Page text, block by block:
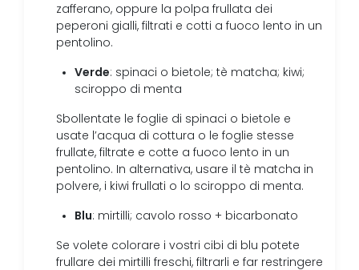
zafferano, oppure la polpa frullata dei
peperoni gialli, filtrati e cotti a fuoco lento in un
pentolino.
Verde: spinaci o bietole; tè matcha; kiwi;
sciroppo di menta
Sbollentate le foglie di spinaci o bietole e
usate l’acqua di cottura o le foglie stesse
frullate, filtrate e cotte a fuoco lento in un
pentolino. In alternativa, usare il tè matcha in
polvere, i kiwi frullati o lo sciroppo di menta.
Blu: mirtilli; cavolo rosso + bicarbonato
Se volete colorare i vostri cibi di blu potete
frullare dei mirtilli freschi, filtrarli e far restringere